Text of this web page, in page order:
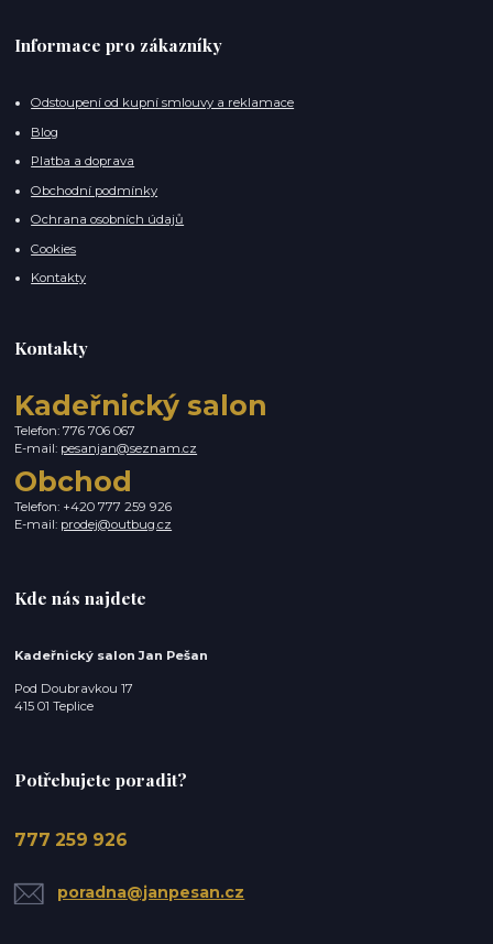
Informace pro zákazníky
Odstoupení od kupní smlouvy a reklamace
Blog
Platba a doprava
Obchodní podmínky
Ochrana osobních údajů
Cookies
Kontakty
Kontakty
Kadeřnický salon
Telefon: 776 706 067
E-mail: pesanjan@seznam.cz
Obchod
Telefon: +420 777 259 926
E-mail: prodej@outbug.cz
Kde nás najdete
Kadeřnický salon Jan Pešan
Pod Doubravkou 17
415 01 Teplice
Potřebujete poradit?
777 259 926
poradna@janpesan.cz